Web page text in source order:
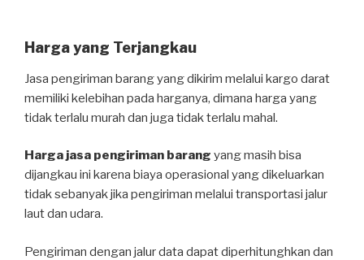
Harga yang Terjangkau
Jasa pengiriman barang yang dikirim melalui kargo darat
memiliki kelebihan pada harganya, dimana harga yang
tidak terlalu murah dan juga tidak terlalu mahal.
Harga jasa pengiriman barang yang masih bisa
dijangkau ini karena biaya operasional yang dikeluarkan
tidak sebanyak jika pengiriman melalui transportasi jalur
laut dan udara.
Pengiriman dengan jalur data dapat diperhitunghkan dan